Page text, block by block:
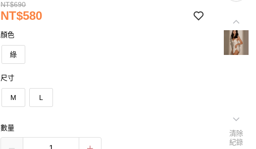
NT$690
NT$580
顏色
綠
尺寸
M L
數量
清除
紀錄